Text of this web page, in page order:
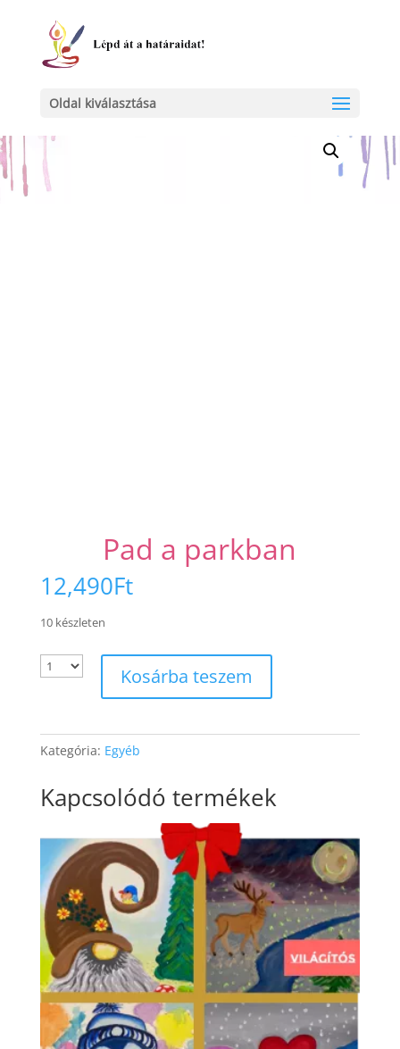
Oldal kiválasztása
Kezdőlap/Egyéb/ Pad a parkban
Pad a parkban
12,490Ft
10 készleten
Kosárba teszem
Kategória: Egyéb
Kapcsolódó termékek